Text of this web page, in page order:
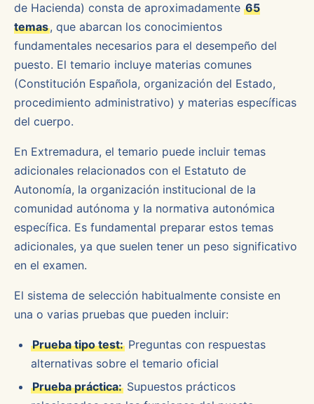
de Hacienda) consta de aproximadamente 65
temas, que abarcan los conocimientos
fundamentales necesarios para el desempeño del
puesto. El temario incluye materias comunes
(Constitución Española, organización del Estado,
procedimiento administrativo) y materias específicas
del cuerpo.
En Extremadura, el temario puede incluir temas
adicionales relacionados con el Estatuto de
Autonomía, la organización institucional de la
comunidad autónoma y la normativa autonómica
específica. Es fundamental preparar estos temas
adicionales, ya que suelen tener un peso significativo
en el examen.
El sistema de selección habitualmente consiste en
una o varias pruebas que pueden incluir:
Prueba tipo test: Preguntas con respuestas
alternativas sobre el temario oficial
Prueba práctica: Supuestos prácticos